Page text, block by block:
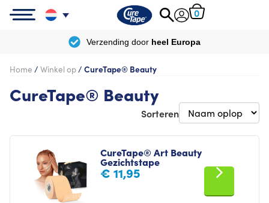
0
Gratislevering vanaf€ 100
Home / Winkel op/ CureTape® Beauty
CureTape® Beauty
Sorteren
CureTape® Art Beauty
Gezichtstape
€ 11,95